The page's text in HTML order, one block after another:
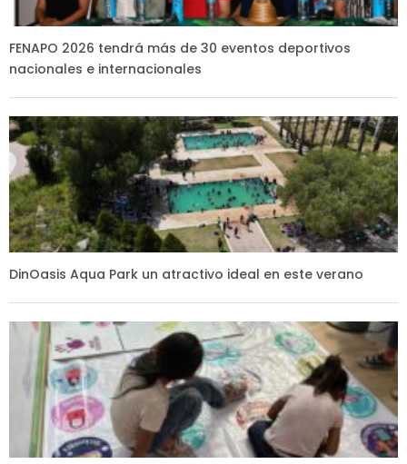
FENAPO 2026 tendrá más de 30 eventos deportivos
nacionales e internacionales
DinOasis Aqua Park un atractivo ideal en este verano